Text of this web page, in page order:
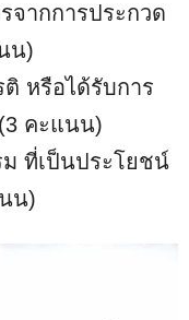
จากการประกวด
น)
ติ หรือได้รับการ
คะแนน)
ที่เป็นประโยชน์
น)